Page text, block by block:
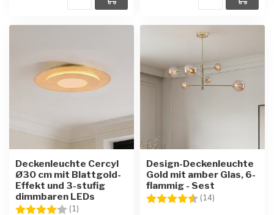
Deckenleuchte Cercyl
Ø30 cm mit Blattgold-
Effekt und 3-stufig
dimmbaren LEDs
Bewertung:
(1)
Design-Deckenleuchte
Gold mit amber Glas, 6-
flammig - Sest
Bewertung:
(14)